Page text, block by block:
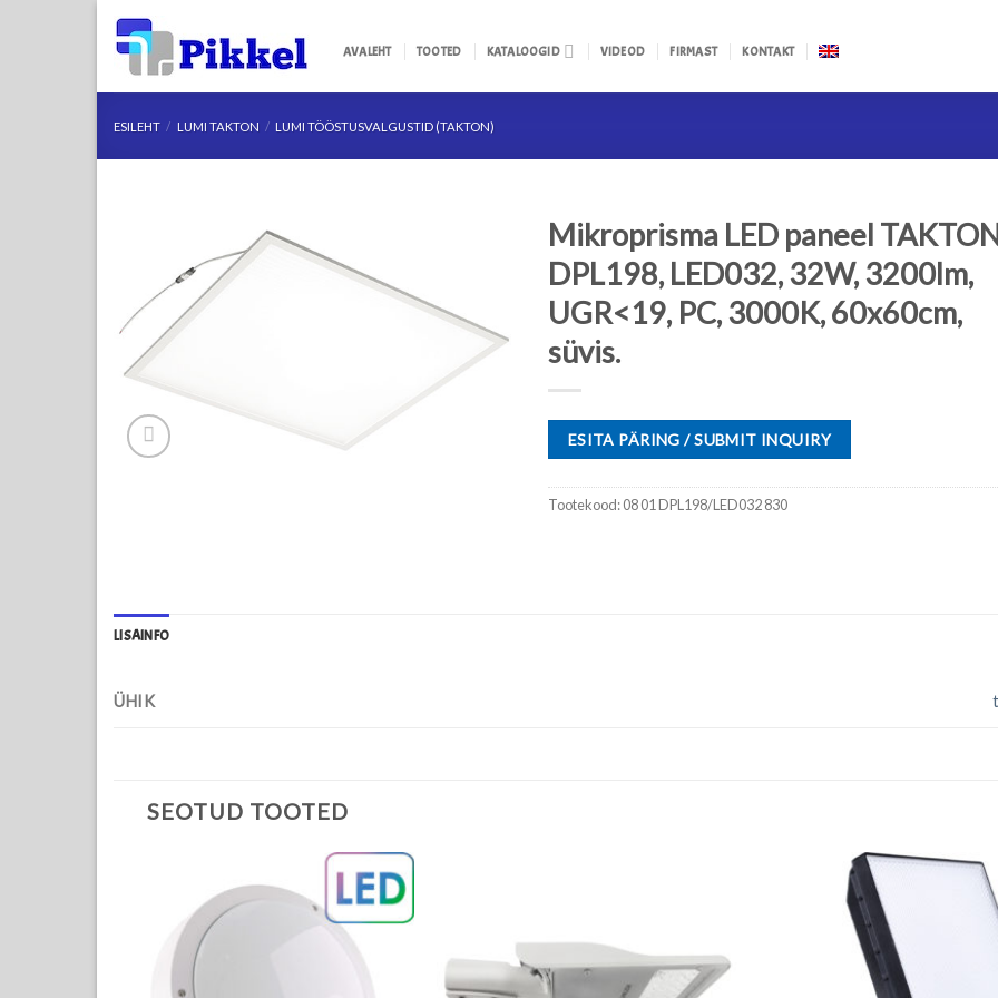
Skip
content
AVALEHT TOOTED KATALOOGID VIDEOD FIRMAST KONTAKT
ESILEHT / LUMI TAKTON / LUMI TÖÖSTUSVALGUSTID (TAKTON)
Mikroprisma LED paneel
DPL198, LED032, 32W, 3200lm,
UGR<19, PC, 3000K, 60x60cm,
süvis.
ESITA PÄRING / SUBMIT INQUIRY
Tootekood:08 01 DPL198/LED032 830
LISAINFO
ÜHIK
SEOTUD TOOTED